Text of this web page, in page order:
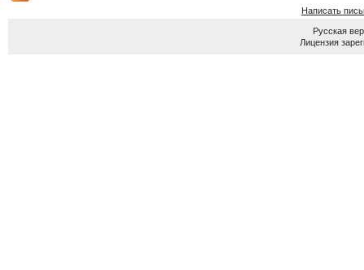
Написать
Русская
Лицензия